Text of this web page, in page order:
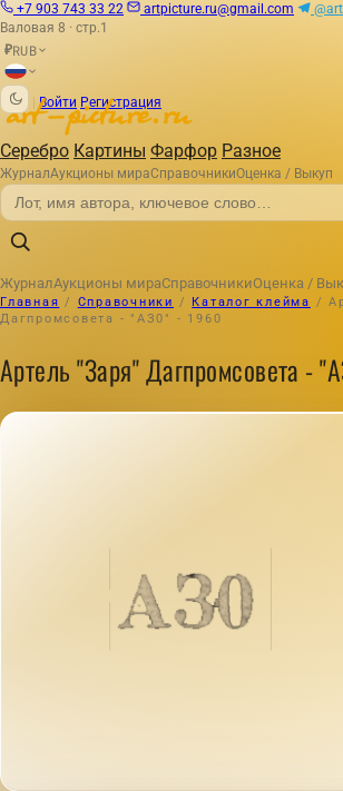
+7 903 743 33 22 artpicture.ru@gmail.com
Валовая 8 · стр.1
₽RUB
Войти Регистрация
Серебро Картины Фарфор Разное
ЖурналАукционы мираСправочникиОценка / Выкуп
ЖурналАукционы мираСправочникиОценка /
Главная / Справочники / Каталог клейма /
Дагпромсовета - "АЗ0" - 1960
Артель "Заря" Дагпромсовета -